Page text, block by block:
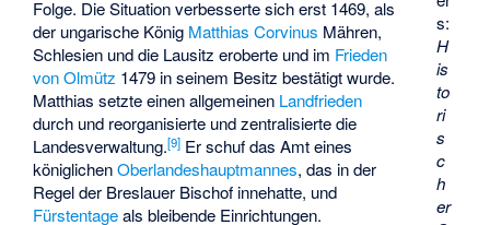
s:
H
is
to
ri
s
c
h
er
Folge. Die Situation verbesserte sich erst 1469, als
der ungarische König Matthias Corvinus Mähren,
Schlesien und die Lausitz eroberte und im Frieden
von Olmütz 1479 in seinem Besitz bestätigt wurde.
Matthias setzte einen allgemeinen Landfrieden
durch und reorganisierte und zentralisierte die
Landesverwaltung.[9] Er schuf das Amt eines
königlichenOberlandeshauptmannes, das in der
Regel der Breslauer Bischof innehatte, und
Fürstentageals bleibende Einrichtungen.